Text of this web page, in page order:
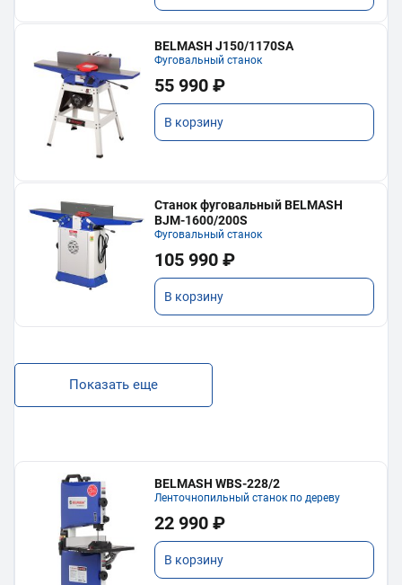
BELMASH J150/1170SA
Фуговальный станок
55 990 ₽
В корзину
Станок фуговальный BELMASH
BJM-1600/200S
Фуговальный станок
105 990 ₽
В корзину
Показать еще
BELMASH WBS-228/2
Ленточнопильный станок по дереву
22 990 ₽
В корзину